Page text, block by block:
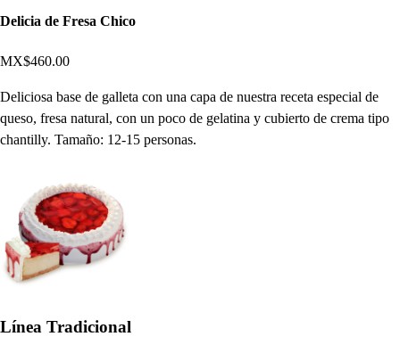
Delicia de Fresa Chico
MX$460.00
Deliciosa base de galleta con una capa de nuestra receta especial de
queso, fresa natural, con un poco de gelatina y cubierto de crema tipo
chantilly. Tamaño: 12-15 personas.
Línea Tradicional